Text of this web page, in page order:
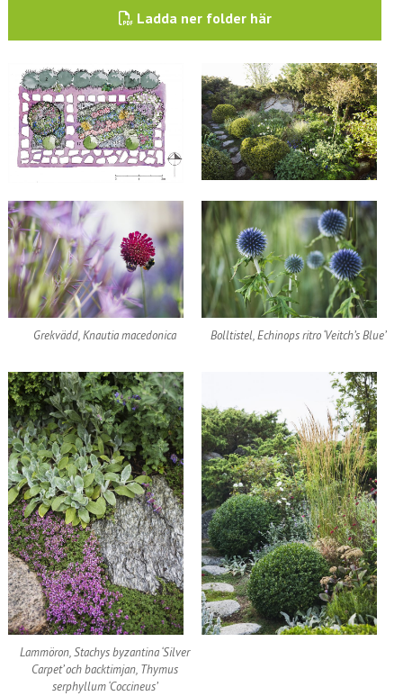
Ladda ner folder här
Grekvädd, Knautia macedonica Bolltistel, Echinops ritro ‘Veitch’s Blue’
Lammöron, Stachys byzantina ‘Silver
Carpet’ och backtimjan, Thymus
serphyllum ‘Coccineus’